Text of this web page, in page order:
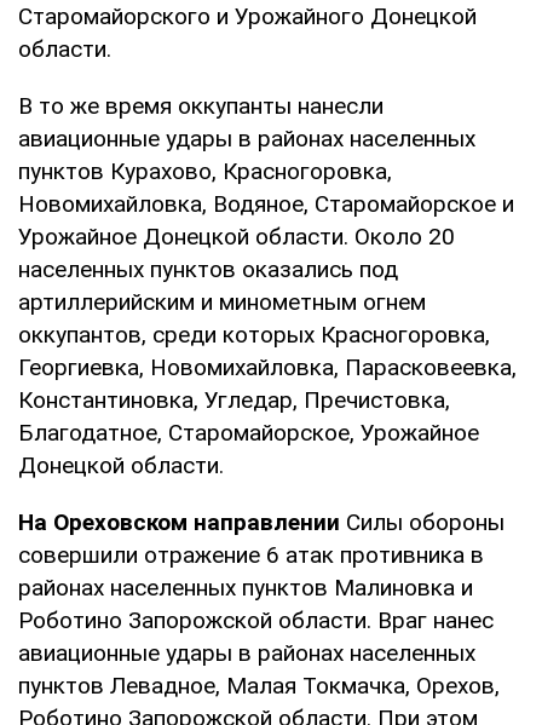
Старомайорского и Урожайного Донецкой
области.
В то же время оккупанты нанесли
авиационные удары в районах населенных
пунктов Курахово, Красногоровка,
Новомихайловка, Водяное, Старомайорское и
Урожайное Донецкой области. Около 20
населенных пунктов оказались под
артиллерийским и минометным огнем
оккупантов, среди которых Красногоровка,
Георгиевка, Новомихайловка, Парасковеевка,
Константиновка, Угледар, Пречистовка,
Благодатное, Старомайорское, Урожайное
Донецкой области.
На Ореховском направлении Силы обороны
совершили отражение 6 атак противника в
районах населенных пунктов Малиновка и
Роботино Запорожской области. Враг нанес
авиационные удары в районах населенных
пунктов Левадное, Малая Токмачка, Орехов,
Роботино Запорожской области. При этом